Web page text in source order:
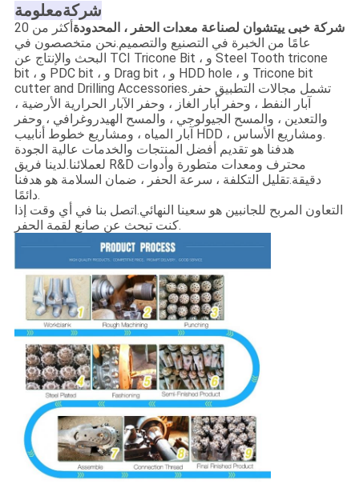
شركةمعلومة
شركة خبى ييتشوان لصناعة معدات الحفر ، المحدودة
أكثر من 20
عامًا من الخبرة في التصنيع والتصميم.نحن متخصصون في
البحث والإنتاج عن TCI Tricone Bit ، و Steel Tooth tricone
bit ، و PDC bit ، و Drag bit ، و HDD hole ، و Tricone bit
cutter and Drilling Accessories.تشمل مجالات التطبيق حفر
آبار النفط ، وحفر آبار الغاز ، وحفر الآبار الحرارية الأرضية ،
والتعدين ، والمسح الجيولوجي ، والمسح الهيدروغرافي ، وحفر
آبار المياه ، ومشاريع خطوط أنابيب HDD ، ومشاريع الأساس.
هدفنا هو تقديم أفضل المنتجات والخدمات عالية الجودة
لعملائنا.لدينا فريق R&D محترف ومعدات متطورة وأدوات
دقيقة.تقليل التكلفة ، سرعة الحفر ، ضمان السلامة هو هدفنا
دائمًا.
التعاون المربح للجانبين هو سعينا النهائي.اتصل بنا في أي وقت إذا
كنت تبحث عن صانع لقمة الحفر.